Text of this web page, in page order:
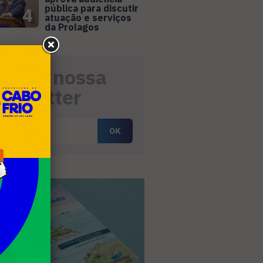
4
pública para discutir
atuação e serviços
da Prolagos
nossa